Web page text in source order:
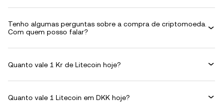
Tenho algumas perguntas sobre a compra de criptomoeda.
Com quem posso falar?
Quanto vale 1 Kr de Litecoin hoje?
Quanto vale 1 Litecoin em DKK hoje?